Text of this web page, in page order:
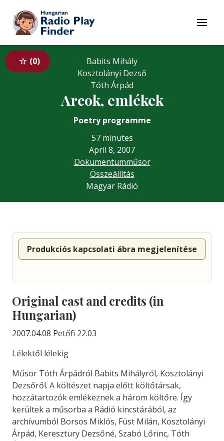
To contents
Menu
0
Babits Mihály
Kosztolányi Dezső
Tóth Árpád
Arcok, emlékek
Poetry programme
57 minutes
April 8, 2007
Dokumentumműsor
Összeállítás
Magyar Rádió
Produkciós kapcsolati ábra megjelenítése
Original cast and credits (in
Hungarian)
2007.04.08 Petőfi 22.03
Lélektől lélekig
Műsor Tóth Árpádról Babits Mihályról, Kosztolányi
Dezsőről. A költészet napja előtt költőtársak,
hozzátartozók emlékeznek a három költőre. Így
kerültek a műsorba a Rádió kincstárából, az
archívumból Borsos Miklós, Füst Milán, Kosztolányi
Árpád, Keresztury Dezsőné, Szabó Lőrinc, Tóth